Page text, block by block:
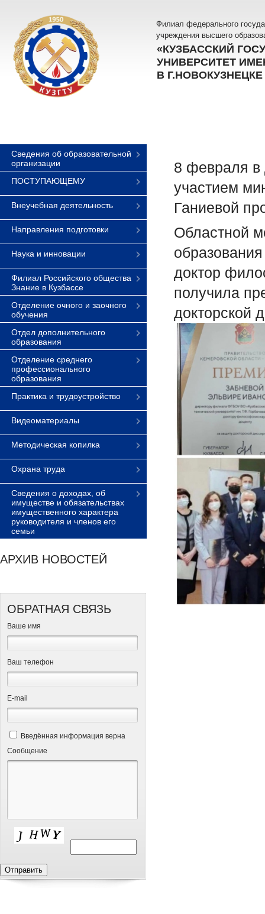
Филиал федерального
учреждения высшего
«КУЗБАССКИЙ
УНИВЕРСИТЕТ
В Г.НОВОКУЗНЕЦКЕ
Сведения об образовательной
организации
ПОСТУПАЮЩЕМУ
Внеучебная деятельность
Направления подготовки
Наука и инновации
Филиал Российского общества
Знание в Кузбассе
Отделение очного и заочного
обучения
Отдел дополнительного
образования
Отделение среднего
профессионального
образования
Практика и трудоустройство
Видеоматериалы
Методическая копилка
Охрана труда
Сведения о доходах, об
имуществе и обязательствах
имущественного характера
руководителя и членов его
семьи
АРХИВ НОВОСТЕЙ
ОБРАТНАЯ СВЯЗЬ
Ваше имя
Ваш телефон
Е-mail
Введённая информация верна
Сообщение
8 февраля в
участием
Ганиевой
Областной
доктор
получила
докторской